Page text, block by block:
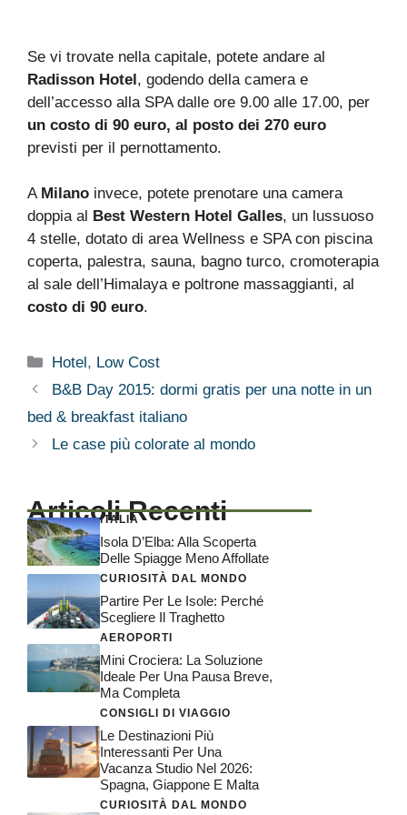
Se vi trovate nella capitale, potete andare al
Radisson Hotel, godendo della camera e
dell’accesso alla SPA dalle ore 9.00 alle 17.00, per
un costo di 90 euro, al posto dei 270 euro
previsti per il pernottamento.
A Milano invece, potete prenotare una camera
doppia al Best Western Hotel Galles, un lussuoso
4 stelle, dotato di area Wellness e SPA con piscina
coperta, palestra, sauna, bagno turco, cromoterapia
al sale dell’Himalaya e poltrone massaggianti, al
costo di 90 euro.
Categorie
Hotel, Low Cost
B&B Day 2015: dormi gratis per una notte in un
bed & breakfast italiano
Le case più colorate al mondo
Articoli Recenti
ITALIA
Isola D’Elba: Alla Scoperta
Delle Spiagge Meno Affollate
CURIOSITÀ DAL MONDO
Partire Per Le Isole: Perché
Scegliere Il Traghetto
AEROPORTI
Mini Crociera: La Soluzione
Ideale Per Una Pausa Breve,
Ma Completa
CONSIGLI DI VIAGGIO
Le Destinazioni Più
Interessanti Per Una
Vacanza Studio Nel 2026:
Spagna, Giappone E Malta
CURIOSITÀ DAL MONDO